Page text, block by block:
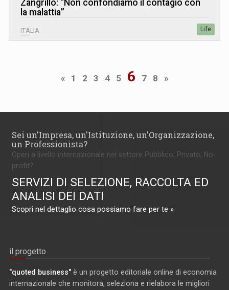
Zangrillo: “Non confondiamo il contagio con
la malattia”
ITALIA Life
« 1 2 3 4 5 6 7 8 »
Sei un'Impresa, un'Istituzione, un'Organizzazione,
un Professionista?
Operi a livello internazionale nel settore Pubblico, Privato, No-
profit?
SERVIZI DI SELEZIONE, RACCOLTA ED
ANALISI DEI DATI
Scopri nel dettaglio cosa possiamo fare per te »
il progetto
"quoted business" è un progetto editoriale online di economia
internazionale che monitora, seleziona e rielabora le migliori